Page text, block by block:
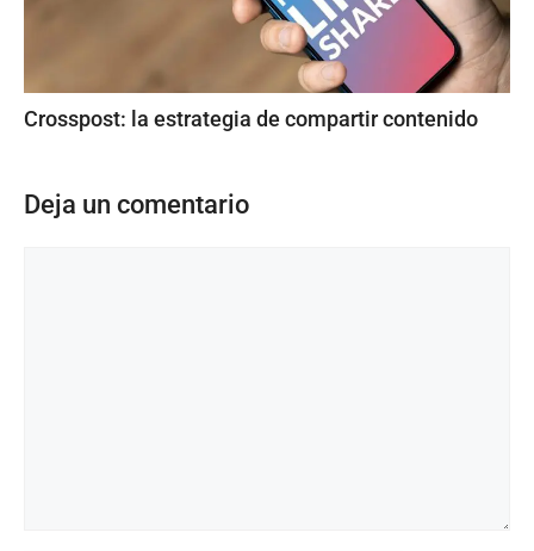
Crosspost: la estrategia de compartir contenido
Deja un comentario